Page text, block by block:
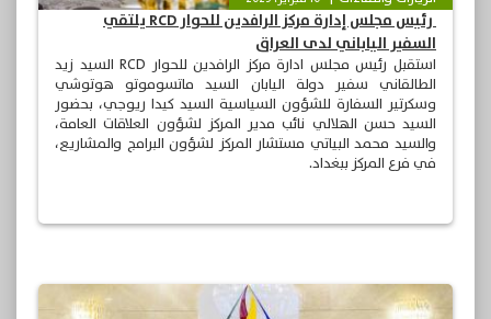
‎ رئيس مجلس إدارة مركز الرافدين للحوار RCD يلتقي
السفير الياباني لدى العراق
‎استقبل رئيس مجلس ادارة مركز الرافدين للحوار RCD السيد زيد
الطالقاني سفير دولة اليابان السيد ماتسوموتو هوتوشي
وسكرتير السفارة للشؤون السياسية السيد كيدا ريوجي، بحضور
السيد حسن الهلالي نائب مدير المركز لشؤون العلاقات العامة،
والسيد محمد البياتي مستشار المركز لشؤون البرامج والمشاريع،
في فرع المركز ببغداد.